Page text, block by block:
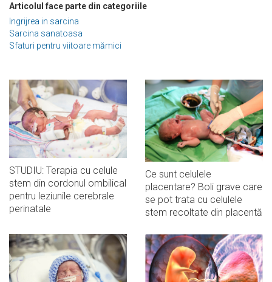
Articolul face parte din categoriile
Ingrijrea in sarcina
Sarcina sanatoasa
Sfaturi pentru viitoare mămici
STUDIU: Terapia cu celule
stem din cordonul ombilical
pentru leziunile cerebrale
perinatale
Ce sunt celulele
placentare? Boli grave care
se pot trata cu celulele
stem recoltate din placentă